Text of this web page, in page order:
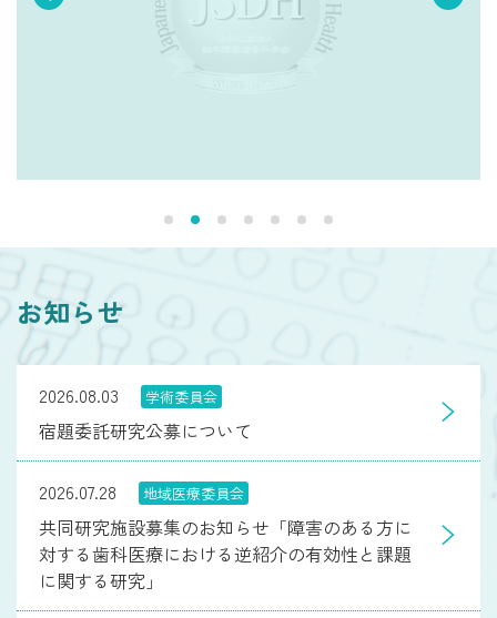
お知らせ
2026.08.03 学術委員会
宿題委託研究公募について
2026.07.28 地域医療委員会
共同研究施設募集のお知らせ「障害のある方に
対する歯科医療における逆紹介の有効性と課題
に関する研究」